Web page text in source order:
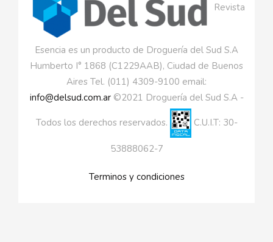
Revista
Esencia es un producto de Droguería del Sud S.A
Humberto I° 1868 (C1229AAB), Ciudad de Buenos
Aires Tel. (011) 4309-9100 email:
info@delsud.com.ar©2021 Droguería del Sud S.A -
Todos los derechos reservados. C.U.I.T: 30-
53888062-7
Terminos y condiciones